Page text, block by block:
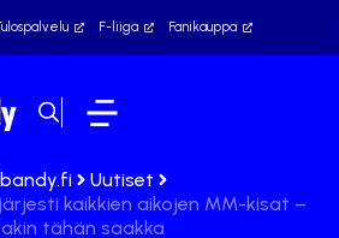
F-liiga Fanikauppa
Uutiset
kaikkien aikojen MM-kisat –
tähän saakka